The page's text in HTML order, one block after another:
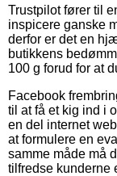
Trustpilot fører til
inspicere ganske
derfor er det en
butikkens
100 g forud for at
Facebook
til at få et kig ind i
en del internet
at formulere en
samme måde må
tilfredse kunderne